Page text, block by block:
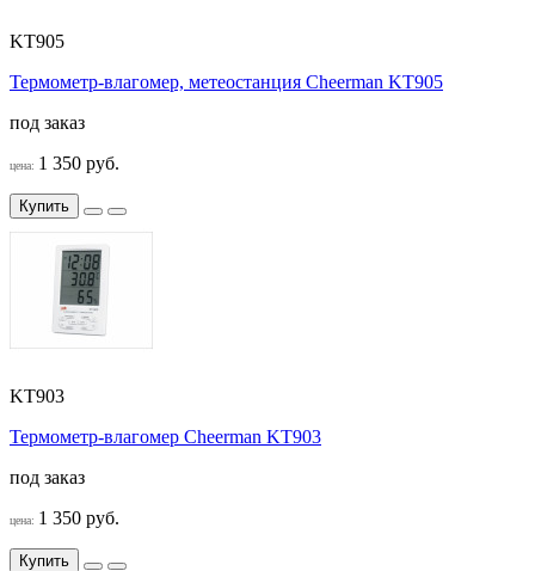
KT905
Термометр-влагомер, метеостанция Cheerman KT905
под заказ
цена: 1 350 руб.
Купить
KT903
Термометр-влагомер Cheerman KT903
под заказ
цена: 1 350 руб.
Купить